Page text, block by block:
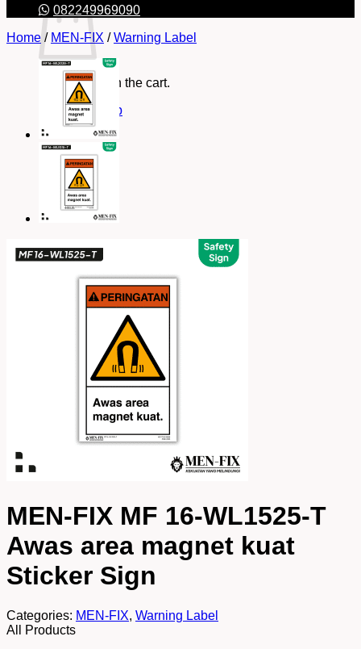
No products in the cart.
Return to shop
082249969090
Home / MEN-FIX / Warning Label
MEN-FIX MF 16-WL1525-T
Awas area magnet kuat
Sticker Sign
Categories: MEN-FIX, Warning Label
All Products